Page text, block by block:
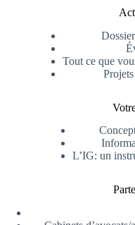
Tout ce que
L’IG: un